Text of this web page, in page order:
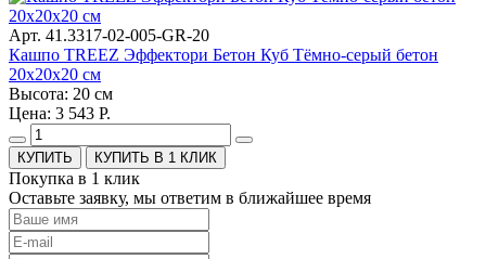
Арт. 41.3317-02-005-GR-20
Кашпо TREEZ Эффектори Бетон Куб Тёмно-серый бетон
20х20х20 см
Высота: 20 см
Цена: 3 543 Р.
КУПИТЬ В 1 КЛИК
Покупка в 1 клик
Оставьте заявку, мы ответим в ближайшее время